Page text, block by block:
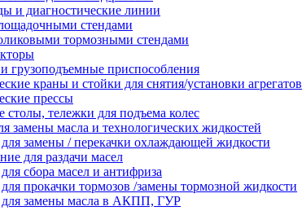
и диагностические линии
стендами
тормозными стендами
грузоподъемные приспособления
краны и стойки для снятия/установки агрегатов
прессы
тележки для подъема колес
замены масла и технологических жидкостей
замены / перекачки охлаждающей жидкости
для раздачи масел
сбора масел и антифриза
прокачки тормозов /замены тормозной жидкости
для замены масла в АКПП, ГУР